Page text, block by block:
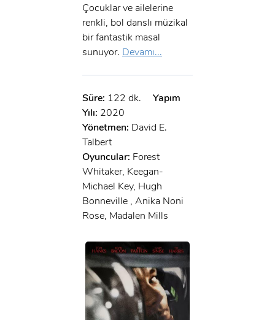
Çocuklar ve ailelerine
renkli, bol danslı müzikal
bir fantastik masal
sunuyor. Devamı...
Süre: 122 dk.
Yapım
Yılı: 2020
Yönetmen: David E.
Talbert
Oyuncular: Forest
Whitaker, Keegan-
Michael Key, Hugh
Bonneville , Anika Noni
Rose, Madalen Mills